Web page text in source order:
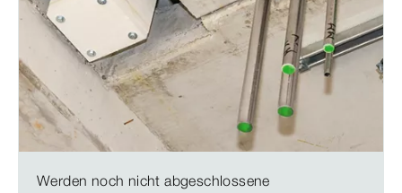
Werden noch nicht abgeschlossene